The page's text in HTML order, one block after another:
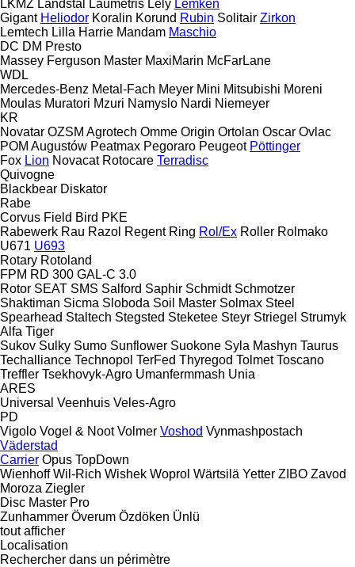
LKMZ Landstal Laumetris Lely Lemken
Gigant Heliodor Koralin Korund Rubin Solitair Zirkon
Lemtech Lilla Harrie Mandam Maschio
DC DM Presto
Massey Ferguson Master MaxiMarin McFarLane
WDL
Mercedes-Benz Metal-Fach Meyer Mini Mitsubishi Moreni
Moulas Muratori Mzuri Namyslo Nardi Niemeyer
KR
Novatar OZSM Agrotech Omme Origin Ortolan Oscar Ovlac
POM Augustów Peatmax Pegoraro Peugeot Pöttinger
Fox Lion Novacat Rotocare Terradisc
Quivogne
Blackbear Diskator
Rabe
Corvus Field Bird PKE
Rabewerk Rau Razol Regent Ring Rol/Ex Roller Rolmako
U671 U693
Rotary Rotoland
FPM RD 300 GAL-C 3.0
Rotor SEAT SMS Salford Saphir Schmidt Schmotzer
Shaktiman Sicma Sloboda Soil Master Solmax Steel
Spearhead Staltech Stegsted Steketee Steyr Striegel Strumyk
Alfa Tiger
Sukov Sulky Sumo Sunflower Suokone Syla Mashyn Taurus
Techalliance Technopol TerFed Thyregod Tolmet Toscano
Treffler Tsekhovyk-Agro Umanfermmash Unia
ARES
Universal Veenhuis Veles-Agro
PD
Vigolo Vogel & Noot Volmer Voshod Vynmashpostach
Väderstad
Carrier Opus TopDown
Wienhoff Wil-Rich Wishek Woprol Wärtsilä Yetter ZIBO Zavod
Moroza Ziegler
Disc Master Pro
Zunhammer Överum Özdöken Ünlü
tout afficher
Localisation
Rechercher dans un périmètre